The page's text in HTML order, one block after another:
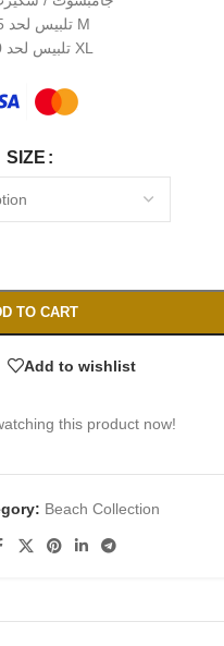
تلبيس لحد 75 ك M
تلبيس لحد 90 ك XL
SIZE
TO CART
Add to wishlist
this product now!
Beach Collection